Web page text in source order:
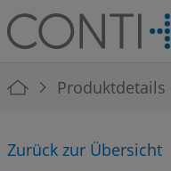
Skip to main navigation
Skip to main content
Skip to page footer
You are here:
Produktdetails
Zurück zur Übersicht